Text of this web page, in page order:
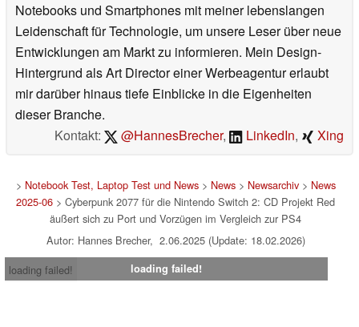
Notebooks und Smartphones mit meiner lebenslangen
Leidenschaft für Technologie, um unsere Leser über neue
Entwicklungen am Markt zu informieren. Mein Design-
Hintergrund als Art Director einer Werbeagentur erlaubt
mir darüber hinaus tiefe Einblicke in die Eigenheiten
dieser Branche.
Kontakt:
@HannesBrecher, LinkedIn, Xing
> Notebook Test, Laptop Test und News> News> Newsarchiv> News
2025-06 > Cyberpunk 2077 für die Nintendo Switch 2: CD Projekt Red
äußert sich zu Port und Vorzügen im Vergleich zur PS4
Autor: Hannes Brecher, 2.06.2025 (Update: 18.02.2026)
loading failed!
loading failed!